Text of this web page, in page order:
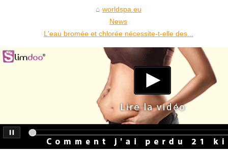
worldspa.eu
News
L'eau bromée et chlorée nécessite-t-elle des...